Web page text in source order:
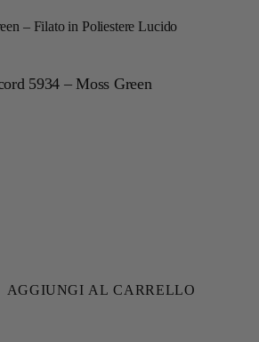
– Filato in Poliestere Lucido
5934 – Moss Green
AGGIUNGI AL CARRELLO